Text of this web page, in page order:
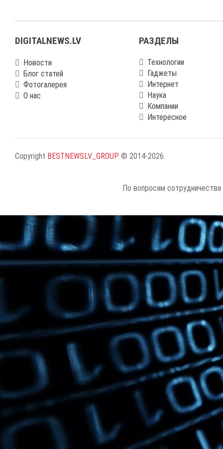
DIGITALNEWS.LV
Новости
Блог статей
Фотогалерея
О нас
РАЗДЕЛЫ
Технологии
Гаджеты
Интернет
Наука
Компании
Интересное
Copyright BESTNEWSLV_GROUP © 2014-2026.
По вопросам